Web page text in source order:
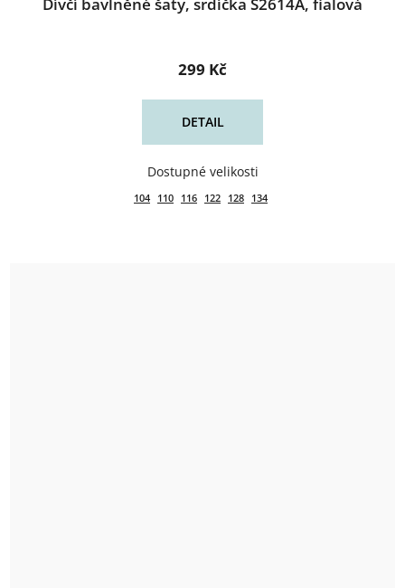
299 Kč
DETAIL
104 110 116 122 128 134